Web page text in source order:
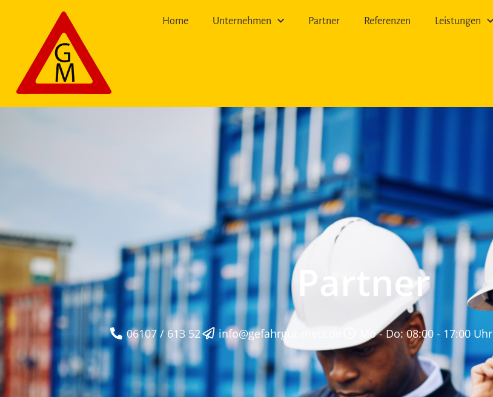
Home Unternehmen Partner Referenzen Leistungen
Partner
06107 / 613 52 info@gefahrgut-metz.de Mo - Do: 08:00 - 17:00 Uhr